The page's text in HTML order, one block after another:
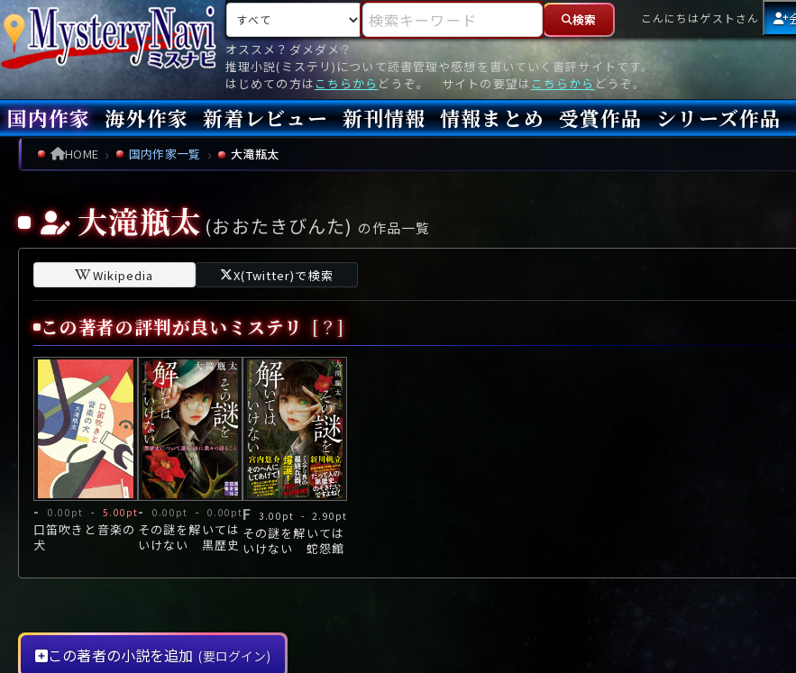
オススメ？ダメダメ？
推理小説(ミステリ)について読書管理や感想を書いていく書評サイトです。
はじめての方は こちらから どうぞ。 サイトの要望は こちらから どうぞ。
検索対象 検索キーワード
検索 こんにちはゲストさん
国内作家
あ行 あ い う え
お
さ行
さ し す せ
そ
た行
た ち つ て
と
な行
な に ぬ ね
の
は行
は ひ ふ へ
ほ
み む め
も
や行
や ゆ
よ
ら行
ら り る れ
ろ
わ
海外作家
ア行 ア イ ウ
サ行
サ シ ス セ
ソ
タ行
タ チ ツ テ
ト
ナ行
ナ ニ ヌ ネ
ノ
ハ行
ハ ヒ フ ヘ
ホ
マ行
マ ミ ム メ
モ
ヤ行
ヤ ユ
ヨ
ラ行
ラ リ ル レ
ロ
ワ行
ワ
新着レビュー 新刊情報 情報まとめ 受賞作品 シリーズ作品
HOME 国内作家一覧 大滝瓶太
大滝瓶太(おおたきびんた) の作品一覧
Wikipedia X(Twitter)で検索
この著者の評判が良いミステリ [？]
- 0.00pt - 5.00pt
口笛吹きと音楽の
犬
- 0.00pt - 0.00pt
その謎を解いては
いけない 黒歴史
に我々の語ること
F 3.00pt - 2.90pt
その謎を解いては
いけない 蛇怨館
この著者の小説を追加 (要ログイン)